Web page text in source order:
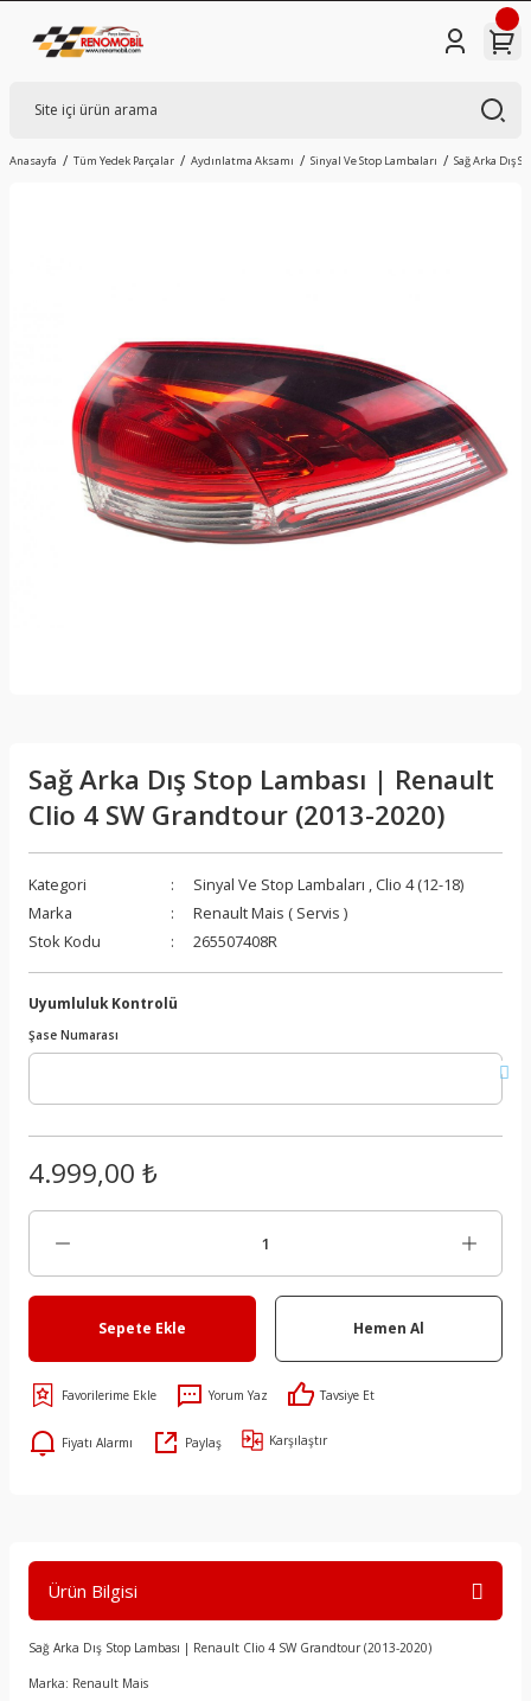
Anasayfa Tüm Yedek Parçalar Aydınlatma Aksamı Sinyal Ve Stop Lambaları Sağ Arka Dış
Sağ Arka Dış Stop Lambası | Renault
Clio 4 SW Grandtour (2013-2020)
Kategori Sinyal Ve Stop Lambaları , Clio 4 (12-18)
Marka
Renault Mais ( Servis )
Stok Kodu
265507408R
Uyumluluk Kontrolü
Şase Numarası
4.999,00 ₺
Sepete Ekle Hemen Al
Yorum Yaz Tavsiye Et
Fiyatı Alarmı Paylaş Karşılaştır
Ürün Bilgisi
Sağ Arka Dış Stop Lambası | Renault Clio 4 SW Grandtour (2013-2020)
Marka: Renault Mais